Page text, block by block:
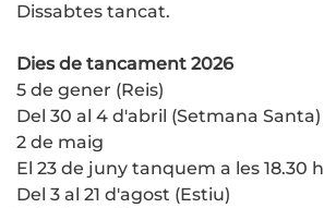
Dissabtes tancat.
Dies de tancament 2026
5 de gener (Reis)
Del 30 al 4 d'abril (Setmana Santa)
2 de maig
El 23 de juny tanquem a les 18.30 h
Del 3 al 21 d'agost (Estiu)